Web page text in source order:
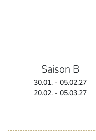
Saison B
30.01. - 05.02.27
20.02. - 05.03.27